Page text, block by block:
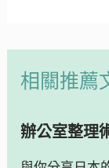
相關推薦
辦公室整理